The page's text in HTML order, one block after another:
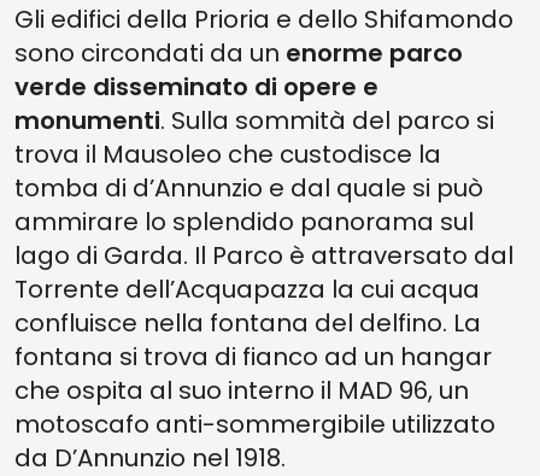
Gli edifici della Prioria e dello Shifamondo
sono circondati da un enorme parco
verde disseminato di opere e
monumenti. Sulla sommità del parco si
trova il Mausoleo che custodisce la
tomba di d’Annunzio e dal quale si può
ammirare lo splendido panorama sul
lago di Garda. Il Parco è attraversato dal
Torrente dell’Acquapazza la cui acqua
confluisce nella fontana del delfino. La
fontana si trova di fianco ad un hangar
che ospita al suo interno il MAD 96, un
motoscafo anti-sommergibile utilizzato
da D’Annunzio nel 1918.